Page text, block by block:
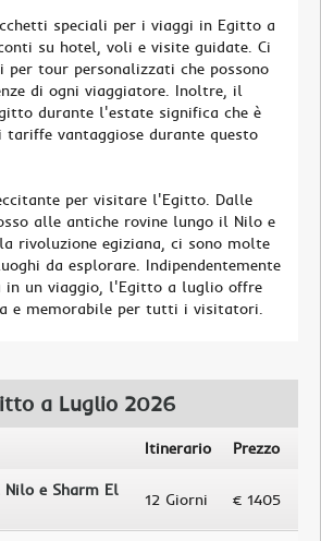
speciali per i viaggi in Egitto a
su hotel, voli e visite guidate. Ci
per tour personalizzati che possono
di ogni viaggiatore. Inoltre, il
durante l'estate significa che è
tariffe vantaggiose durante questo
per visitare l'Egitto. Dalle
alle antiche rovine lungo il Nilo e
rivoluzione egiziana, ci sono molte
da esplorare. Indipendentemente
in un viaggio, l'Egitto a luglio offre
e memorabile per tutti i visitatori.
a Luglio 2026
Itinerario Prezzo
Nilo e Sharm El
12 Giorni € 1405